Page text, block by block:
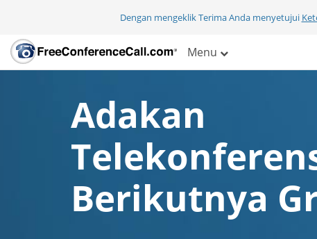
Dengan mengeklik Terima Anda menyetujui
Menu
Adakan
Berikutnya